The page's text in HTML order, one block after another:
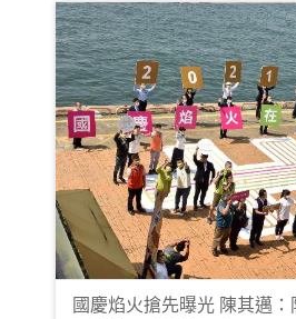
國慶焰火搶先曝光 陳其邁